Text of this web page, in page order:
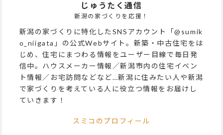
じゅうたく通信
新潟の家づくりを応援！
新潟の家づくりに特化したSNSアカウント「@sumik
o_niigata」の公式Webサイト。新築・中古住宅をは
じめ、住宅にまつわる情報をユーザー目線で毎日発
信中。ハウスメーカー情報／新潟市内の住宅イベン
ト情報／お宅訪問などなど…新潟に住みたい人や新潟
で家づくりを考えている人に役立つ情報をお届けし
ていきます！
スミコのプロフィール